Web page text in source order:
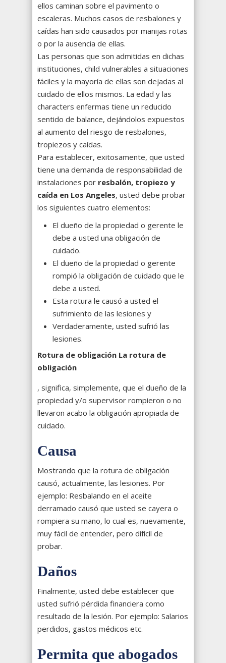
ellos caminan sobre el pavimento o
escaleras. Muchos casos de resbalones y
caídas han sido causados por manijas rotas
o por la ausencia de ellas.
Las personas que son admitidas en dichas
instituciones, child vulnerables a situaciones
fáciles y la mayoría de ellas son dejadas al
cuidado de ellos mismos. La edad y las
characters enfermas tiene un reducido
sentido de balance, dejándolos expuestos
al aumento del riesgo de resbalones,
tropiezos y caídas.
Para establecer, exitosamente, que usted
tiene una demanda de responsabilidad de
instalaciones por resbalón, tropiezo y
caída en Los Angeles, usted debe probar
los siguientes cuatro elementos:
El dueño de la propiedad o gerente le
debe a usted una obligación de
cuidado.
El dueño de la propiedad o gerente
rompió la obligación de cuidado que le
debe a usted.
Esta rotura le causó a usted el
sufrimiento de las lesiones y
Verdaderamente, usted sufrió las
lesiones.
Rotura de obligación La rotura de
obligación
, significa, simplemente, que el dueño de la
propiedad y/o supervisor rompieron o no
llevaron acabo la obligación apropiada de
cuidado.
Causa
Mostrando que la rotura de obligación
causó, actualmente, las lesiones. Por
ejemplo: Resbalando en el aceite
derramado causó que usted se cayera o
rompiera su mano, lo cual es, nuevamente,
muy fácil de entender, pero difícil de
probar.
Daños
Finalmente, usted debe establecer que
usted sufrió pérdida financiera como
resultado de la lesión. Por ejemplo: Salarios
perdidos, gastos médicos etc.
Permita que abogados